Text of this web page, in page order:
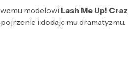
modelowi Lash Me Up!
i dodaje mu dramatyzmu.